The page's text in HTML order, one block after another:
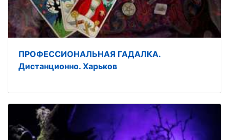
ПРОФЕССИОНАЛЬНАЯ ГАДАЛКА.
Дистанционно. Харьков